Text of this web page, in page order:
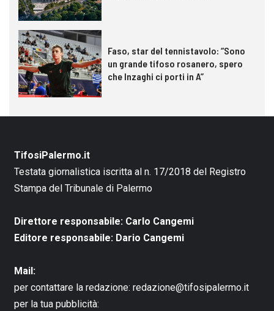
Faso, star del tennistavolo: “Sono
un grande tifoso rosanero, spero
che Inzaghi ci porti in A”
TifosiPalermo.it
Testata giornalistica iscritta al n. 17/2018 del Registro
Stampa del Tribunale di Palermo
Direttore responsabile: Carlo Cangemi
Editore responsabile: Dario Cangemi
Mail:
per contattare la redazione: redazione@tifosipalermo.it
per la tua pubblicità: